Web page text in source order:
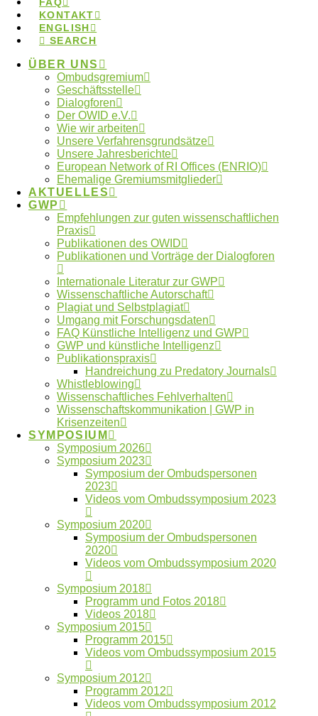
KONTAKT
ENGLISH
SEARCH
ÜBER UNS
Ombudsgremium
Geschäftsstelle
Dialogforen
Der OWID e.V.
Wie wir arbeiten
Unsere Verfahrensgrundsätze
Unsere Jahresberichte
European Network of RI Offices (ENRIO)
Ehemalige Gremiumsmitglieder
AKTUELLES
GWP
Empfehlungen zur guten wissenschaftlichen
Praxis
Publikationen des OWID
Publikationen und Vorträge der Dialogforen
Internationale Literatur zur GWP
Wissenschaftliche Autorschaft
Plagiat und Selbstplagiat
Umgang mit Forschungsdaten
FAQ Künstliche Intelligenz und GWP
GWP und künstliche Intelligenz
Publikationspraxis
Handreichung zu Predatory Journals
Whistleblowing
Wissenschaftliches Fehlverhalten
Wissenschaftskommunikation | GWP in
Krisenzeiten
SYMPOSIUM
Symposium 2026
Symposium 2023
Symposium der Ombudspersonen
2023
Videos vom Ombudssymposium 2023
Symposium 2020
Symposium der Ombudspersonen
2020
Videos vom Ombudssymposium 2020
Symposium 2018
Programm und Fotos 2018
Videos 2018
Symposium 2015
Programm 2015
Videos vom Ombudssymposium 2015
Symposium 2012
Programm 2012
Videos vom Ombudssymposium 2012
Ombudsgremium
Ombudsverfahren
Ombudswesen
Publikationspraxis Verlage Vertraulichkeit
Whistleblower
Neueste Artikel
Beitrag im Laborjournal zur Fehlerkultur in der
Wissenschaft
Anmeldung digitaler Workshoptag 2026
geöffnet
Anmeldung digitaler Workshoptag 2026
Jahresbericht 2025 des OWID online
Athens Statement: Empfehlungen für
verantwortungsbewusste transdisziplinäre
Forschung veröffentlicht
Impressum
FAQ
Kontakt
Datenschutzerklärung
Made with ❤︎ bygalaniprojects GmbH © 2026
Type and Press “enter” to Search
Deutsch